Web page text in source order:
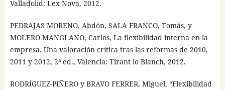
Valladolid: Lex Nova, 2012.
PEDRAJAS MORENO, Abdón, SALA FRANCO, Tomás, y
MOLERO MANGLANO, Carlos, La flexibilidad interna en la
empresa. Una valoración crítica tras las reformas de 2010,
2011 y 2012, 2ª ed., Valencia: Tirant lo Blanch, 2012.
RODRÍGUEZ-PIÑERO y BRAVO FERRER, Miguel, “Flexibilidad